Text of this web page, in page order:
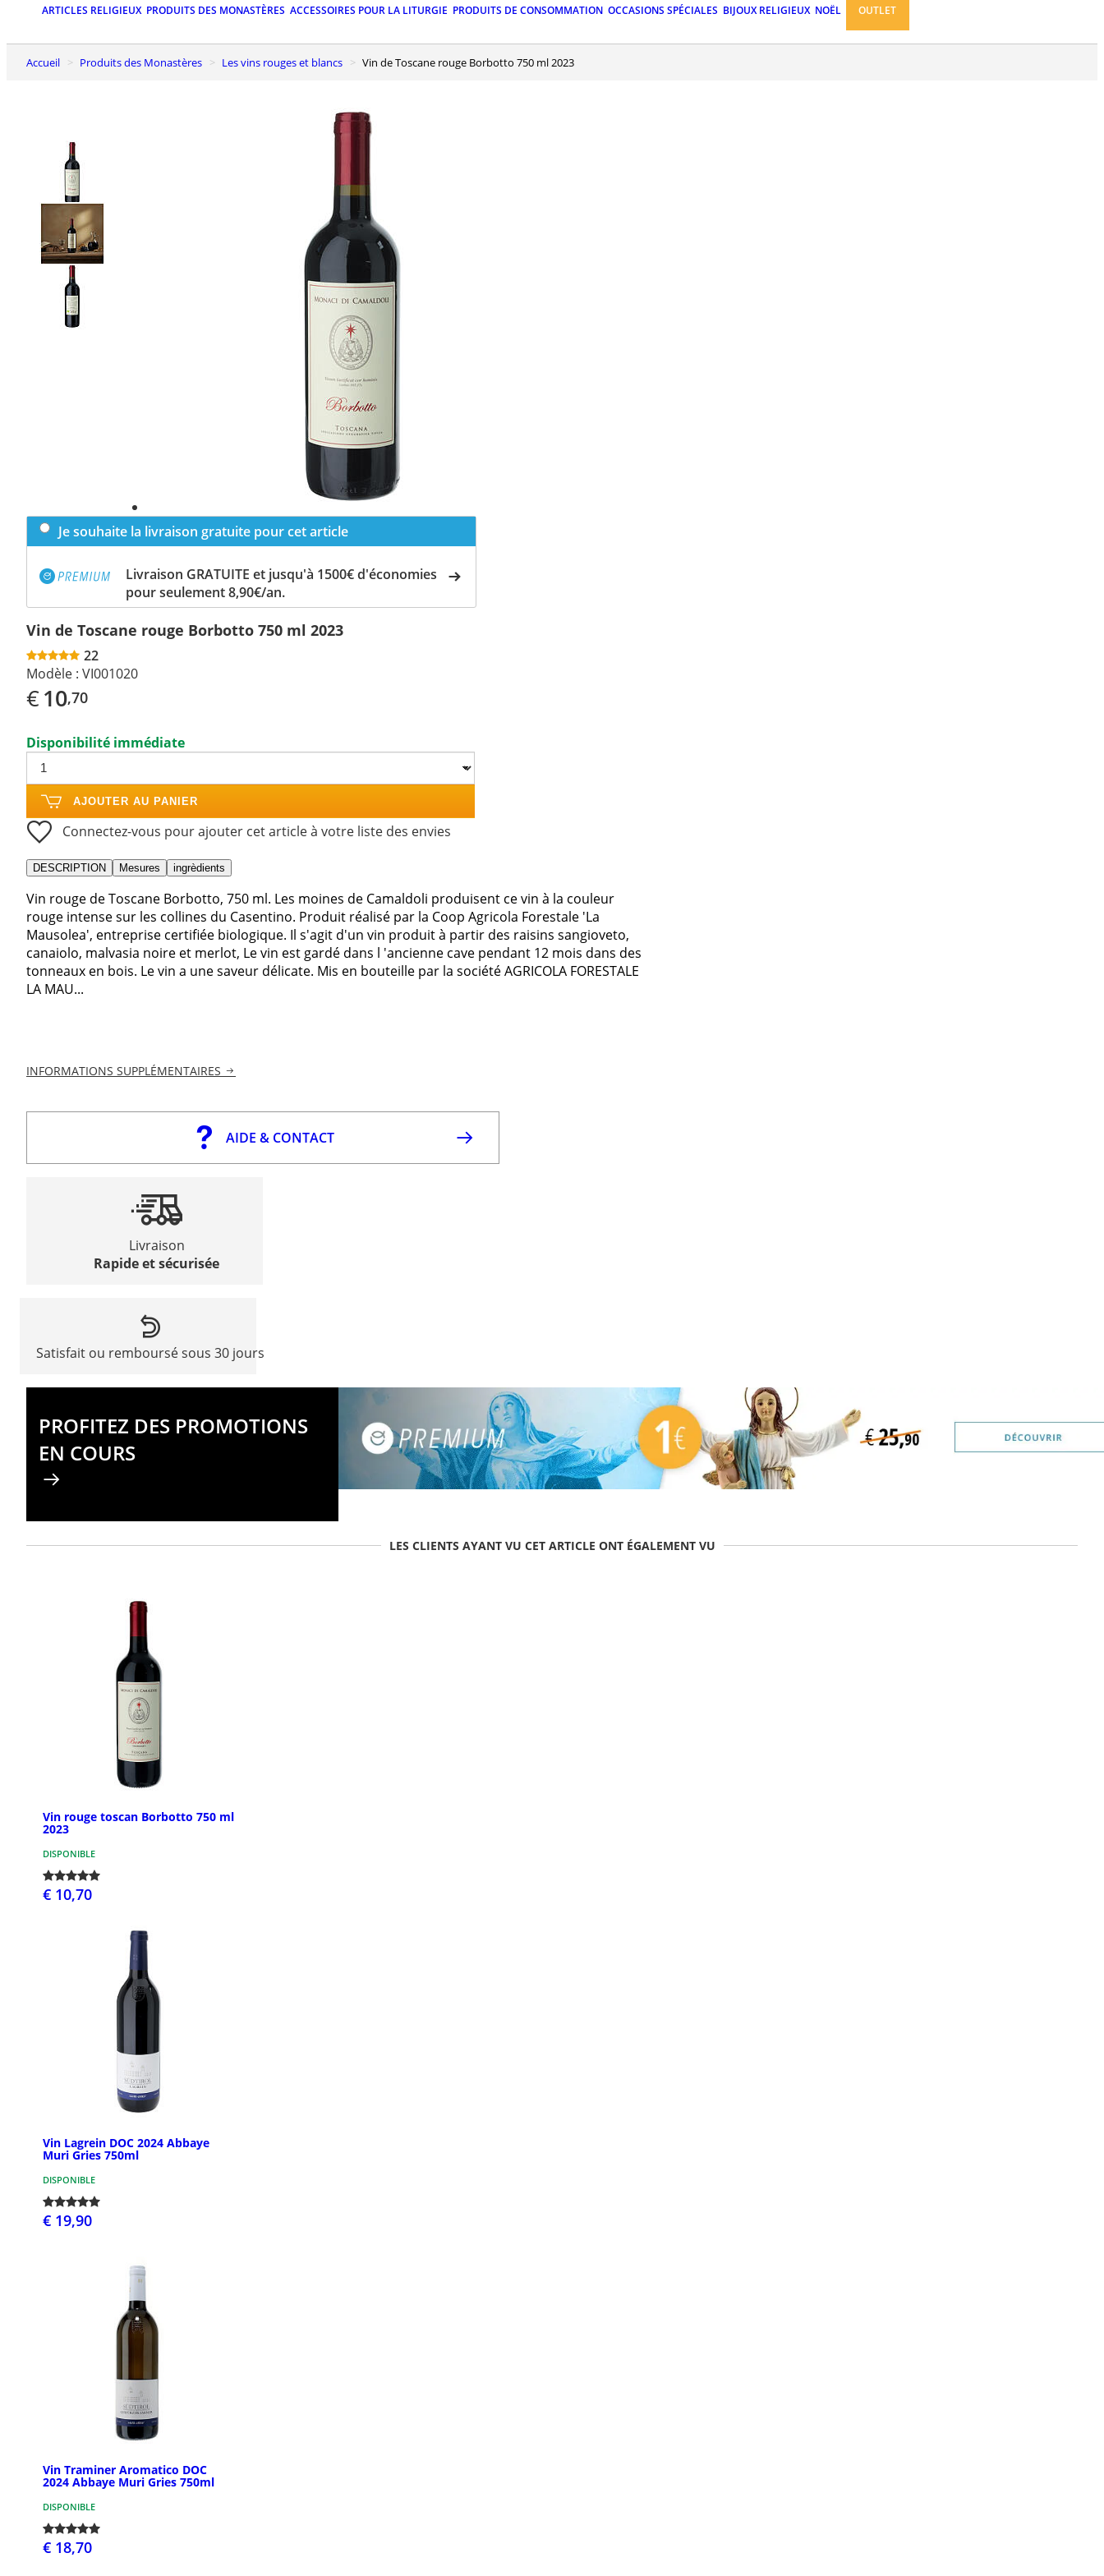
ARTICLES RELIGIEUX PRODUITS DES MONASTÈRES ACCESSOIRES POUR LA LITURGIE PRODUITS DE CONSOMMATION OCCASIONS SPÉCIALES BIJOUX RELIGIEUX NOËL OUTLET
Accueil Produits des Monastères Les vins rouges et blancs Vin de Toscane rouge Borbotto 750 ml 2023
Je souhaite la livraison gratuite pour cet article
Livraison GRATUITE et jusqu'à 1500€ d'économies
pour seulement 8,90€/an.
Vin de Toscane rouge Borbotto 750 ml 2023
22
Modèle : VI001020
€10,70
Disponibilité immédiate
AJOUTER AU PANIER
Connectez-vous pour ajouter cet article à votre liste des envies
DESCRIPTION Mesures ingrèdients
Vin rouge de Toscane Borbotto, 750 ml. Les moines de Camaldoli produisent ce vin à la couleur
rouge intense sur les collines du Casentino. Produit réalisé par la Coop Agricola Forestale 'La
Mausolea', entreprise certifiée biologique. Il s'agit d'un vin produit à partir des raisins sangioveto,
canaiolo, malvasia noire et merlot, Le vin est gardé dans l 'ancienne cave pendant 12 mois dans des
tonneaux en bois. Le vin a une saveur délicate. Mis en bouteille par la société AGRICOLA FORESTALE
LA MAU...
INFORMATIONS SUPPLÉMENTAIRES
AIDE & CONTACT
Livraison
Rapide et sécurisée
Satisfait ou remboursé sous 30 jours
PROFITEZ DES PROMOTIONS
EN COURS
LES CLIENTS AYANT VU CET ARTICLE ONT ÉGALEMENT VU
Vin rouge toscan Borbotto 750 ml
2023
DISPONIBLE
€ 10,70
Vin Lagrein DOC 2024 Abbaye
Muri Gries 750ml
DISPONIBLE
€ 19,90
Vin Traminer Aromatico DOC
2024 Abbaye Muri Gries 750ml
DISPONIBLE
€ 18,70